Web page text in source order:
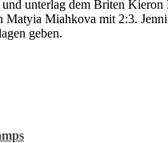
unterlag dem Briten
Matyia Miahkova mit 2:3.
geben.